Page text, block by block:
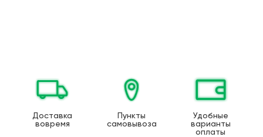
Доставка
вовремя
Пункты
самовывоза
Удобные
варианты
оплаты